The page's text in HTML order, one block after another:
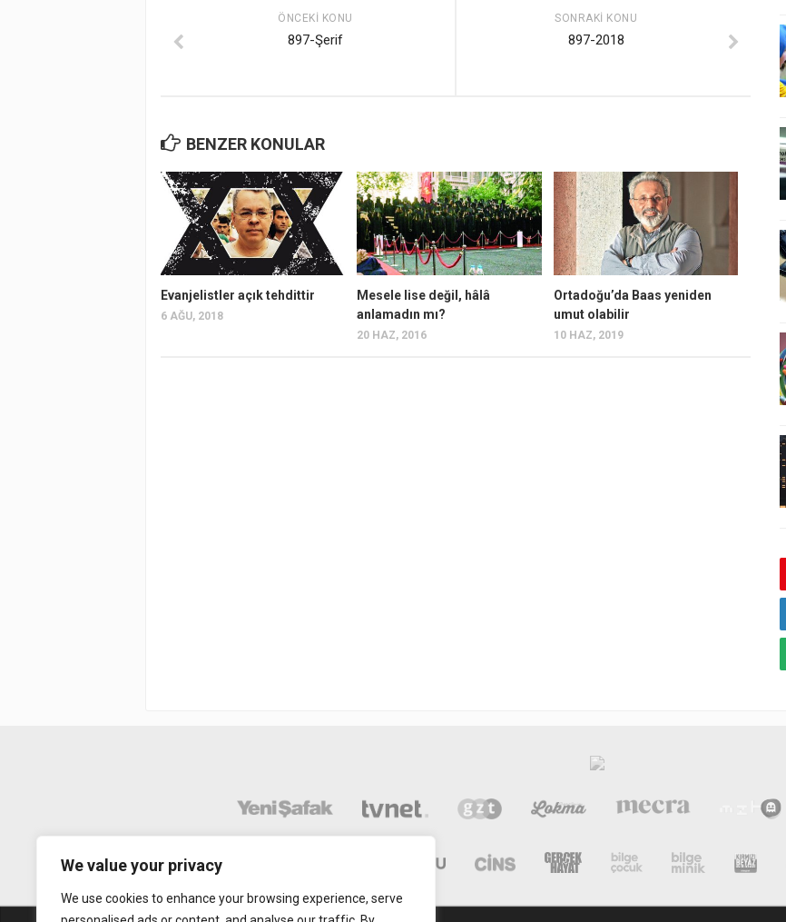
We value your privacy
We use cookies to enhance your browsing experience, serve
SONRAKI KONU
897-2018
ÖNCEKI KONU
897-Şerif
BENZER KONULAR
Evanjelistler açık tehdittir
6 AĞU, 2018
Mesele lise değil, hâlâ
anlamadın mı?
20 HAZ, 2016
Ortadoğu’da Baas yeniden
umut olabilir
10 HAZ, 2019